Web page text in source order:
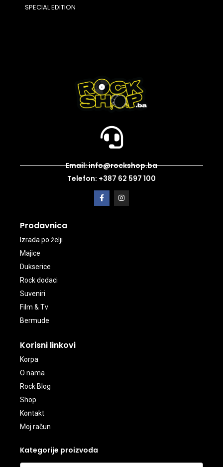
SPECIAL EDITION
Email: info@rockshop.ba
Telefon: +387 62 597 100
Prodavnica
Izrada po želji
Majice
Dukserice
Rock dodaci
Suveniri
Film & Tv
Bermude
Korisni linkovi
Korpa
O nama
Rock Blog
Shop
Kontakt
Moj račun
Kategorije proizvoda